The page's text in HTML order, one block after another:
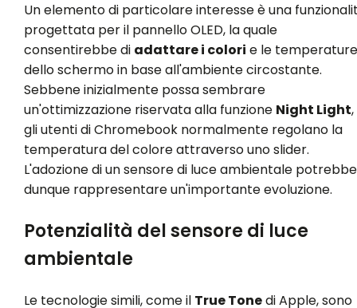
Un elemento di particolare interesse è una
progettata per il pannello OLED, la quale
consentirebbe di adattare i colori e le temperature
dello schermo in base all'ambiente circostante.
Sebbene inizialmente possa sembrare
un'ottimizzazione riservata alla funzione Night Light,
gli utenti di Chromebook normalmente regolano la
temperatura del colore attraverso uno slider.
L'adozione di un sensore di luce ambientale potrebbe
dunque rappresentare un'importante evoluzione.
Potenzialità del sensore di luce
ambientale
Le tecnologie simili, come il True Tonedi Apple, sono